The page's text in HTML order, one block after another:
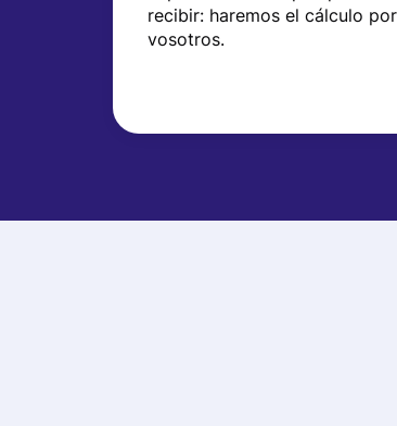
recibir: haremos el cálculo por
vosotros.